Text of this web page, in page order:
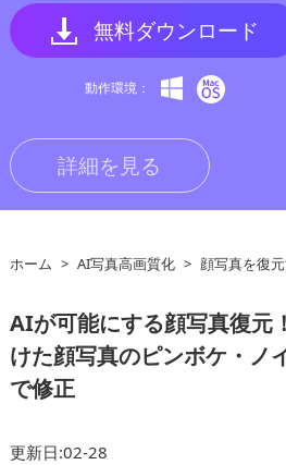
無料ダウンロード
動作環境：
詳細を見る
ホーム > AI写真高画質化 > 顔写真を復
AIが可能にする顔写真復元
けた顔写真のピンボケ・ノ
で修正
更新日:02-28